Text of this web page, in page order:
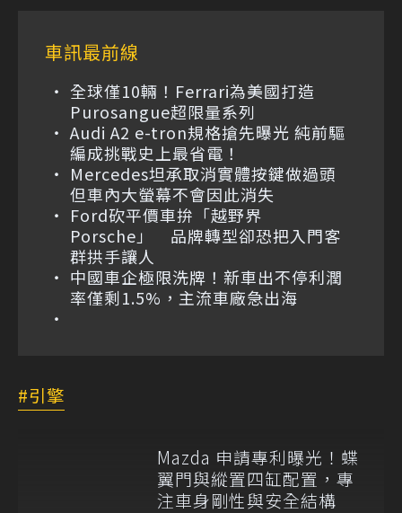
車訊最前線
全球僅10輛！Ferrari為美國打造
Purosangue超限量系列
Audi A2 e-tron規格搶先曝光 純前驅
編成挑戰史上最省電！
Mercedes坦承取消實體按鍵做過頭
但車內大螢幕不會因此消失
Ford砍平價車拚「越野界
Porsche」 品牌轉型卻恐把入門客
群拱手讓人
中國車企極限洗牌！新車出不停利潤
率僅剩1.5%，主流車廠急出海
引擎
Mazda 申請專利曝光！蝶
翼門與縱置四缸配置，專
注車身剛性與安全結構